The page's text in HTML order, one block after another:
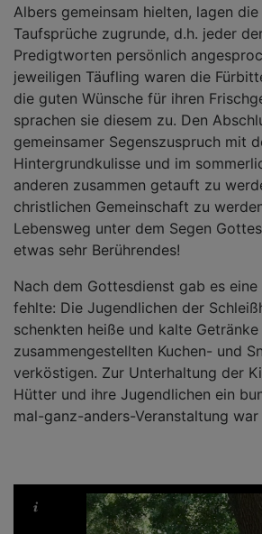
Albers gemeinsam hielten, lagen
Taufsprüche zugrunde, d.h. jeder
Predigtworten persönlich
jeweiligen Täufling waren die
die guten Wünsche für ihren
sprachen sie diesem zu. Den
gemeinsamer Segenszuspruch mit
Hintergrundkulisse und im
anderen zusammen getauft zu
christlichen Gemeinschaft zu
Lebensweg unter dem Segen
etwas sehr Berührendes!
Nach dem Gottesdienst gab es
fehlte: Die Jugendlichen der
schenkten heiße und kalte
zusammengestellten Kuchen- und
verköstigen. Zur Unterhaltung der
Hütter und ihre Jugendlichen ein
mal-ganz-anders-Veranstaltung